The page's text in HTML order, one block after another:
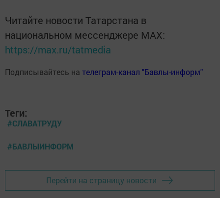
Читайте новости Татарстана в
национальном мессенджере MАХ:
https://max.ru/tatmedia
Подписывайтесь на телеграм-канал "Бавлы-информ"
Теги:
#СЛАВАТРУДУ
#БАВЛЫИНФОРМ
Перейти на страницу новости